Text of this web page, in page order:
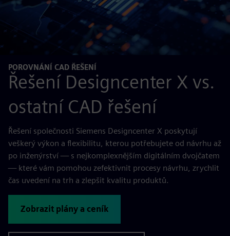
POROVNÁNÍ CAD ŘEŠENÍ
Řešení Designcenter X vs.
ostatní CAD řešení
Řešení společnosti Siemens Designcenter X poskytují
veškerý výkon a flexibilitu, kterou potřebujete od návrhu až
po inženýrství — s nejkomplexnějším digitálním dvojčatem
— které vám pomohou zefektivnit procesy návrhu, zrychlit
čas uvedení na trh a zlepšit kvalitu produktů.
Zobrazit plány a ceník